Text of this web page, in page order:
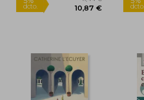
dcto. 10,87 €